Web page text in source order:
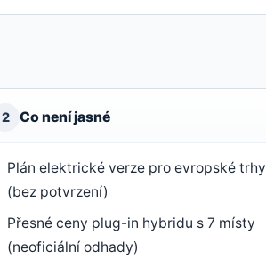
2 Co není jasné
Plán elektrické verze pro evropské trhy
(bez potvrzení)
Přesné ceny plug-in hybridu s 7 místy
(neoficiální odhady)